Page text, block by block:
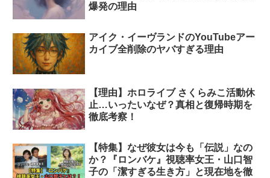
爆発の理由
アイク・イーヴランドのYouTubeアー
カイブ全削除のヤバすぎる理由
【理由】ホロライブ さくらみこ活動休
止…いったいなぜ？真相と復帰時期を
徹底考察！
【特集】なぜ彼女は今も「伝説」なの
か？『ロンバケ』視聴率女王・山口智
子の「潔すぎる生き方」と現在地を徹